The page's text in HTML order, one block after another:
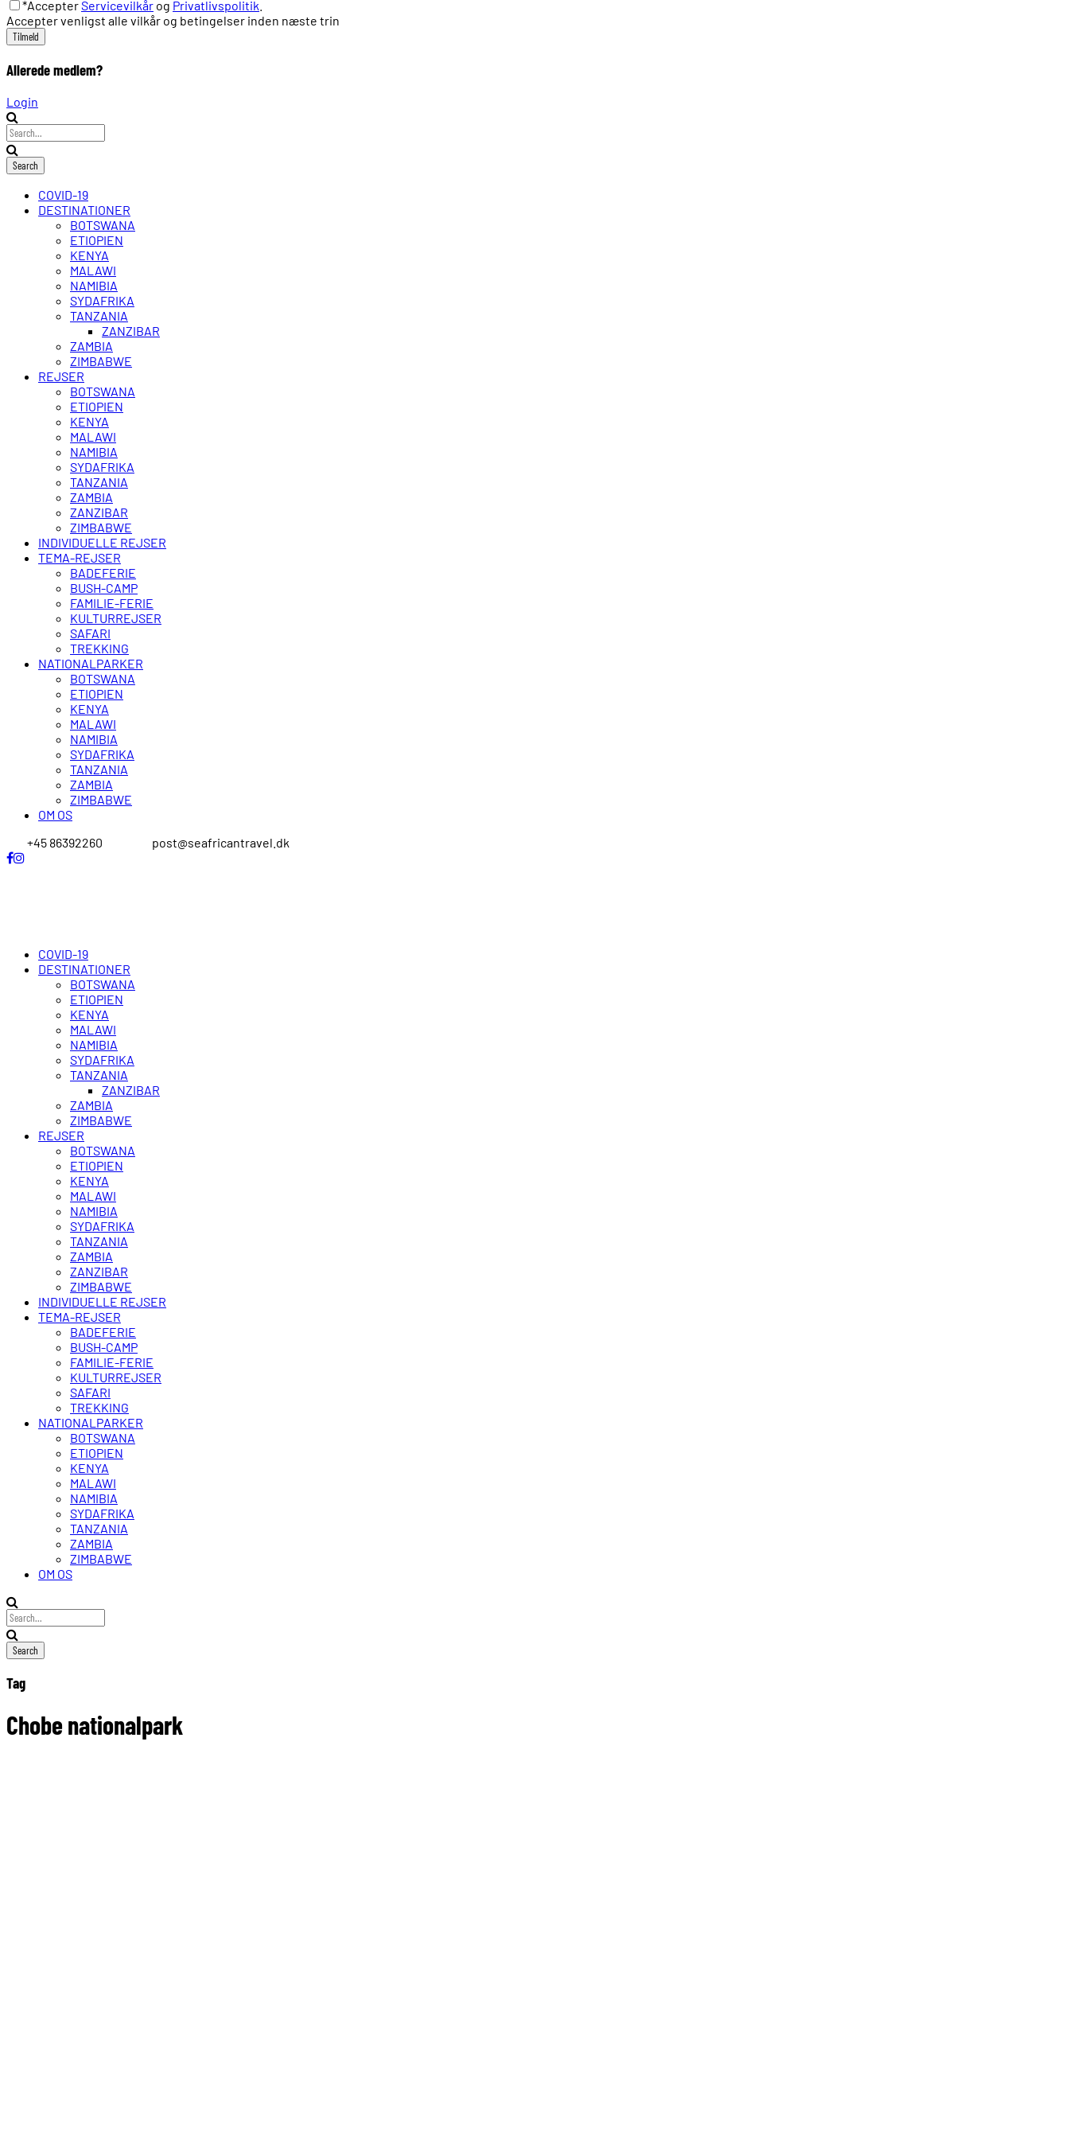
*AccepterServicevilkår og Privatlivspolitik
Accepter venligst alle vilkår og betingelser inden næste trin
Allerede medlem?
Login
COVID-19
DESTINATIONER
BOTSWANA
ETIOPIEN
KENYA
MALAWI
NAMIBIA
SYDAFRIKA
TANZANIA
ZANZIBAR
ZAMBIA
ZIMBABWE
REJSER
BOTSWANA
ETIOPIEN
KENYA
MALAWI
NAMIBIA
SYDAFRIKA
TANZANIA
ZAMBIA
ZANZIBAR
ZIMBABWE
INDIVIDUELLE REJSER
TEMA-REJSER
BADEFERIE
BUSH-CAMP
FAMILIE-FERIE
KULTURREJSER
SAFARI
TREKKING
NATIONALPARKER
BOTSWANA
ETIOPIEN
KENYA
MALAWI
NAMIBIA
SYDAFRIKA
TANZANIA
ZAMBIA
ZIMBABWE
OM OS
+45 86392260
post@seafricantravel.dk
COVID-19
DESTINATIONER
BOTSWANA
ETIOPIEN
KENYA
MALAWI
NAMIBIA
SYDAFRIKA
TANZANIA
ZANZIBAR
ZAMBIA
ZIMBABWE
REJSER
BOTSWANA
ETIOPIEN
KENYA
MALAWI
NAMIBIA
SYDAFRIKA
TANZANIA
ZAMBIA
ZANZIBAR
ZIMBABWE
INDIVIDUELLE REJSER
TEMA-REJSER
BADEFERIE
BUSH-CAMP
FAMILIE-FERIE
KULTURREJSER
SAFARI
TREKKING
NATIONALPARKER
BOTSWANA
ETIOPIEN
KENYA
MALAWI
NAMIBIA
SYDAFRIKA
TANZANIA
ZAMBIA
ZIMBABWE
OM OS
Tag
Chobe nationalpark